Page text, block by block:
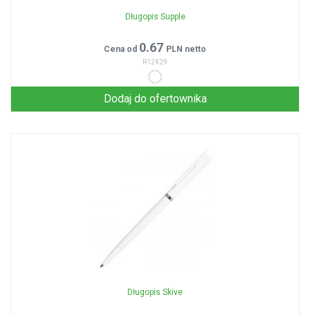
Długopis Supple
Cena od 0.67 PLN netto
R12429
Dodaj do ofertownika
Długopis Skive